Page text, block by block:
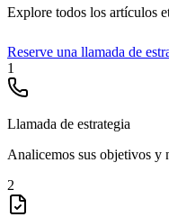
Explore todos los artículos
Reserve una llamada de
1
Llamada de estrategia
Analicemos sus objetivos y
2